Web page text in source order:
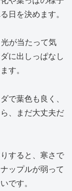
日を決めます。
が当たって気
に出しっぱなし
す。
で葉色も良く、
、まだ大丈夫だ
すると、寒さで
ップルが弱って
です。